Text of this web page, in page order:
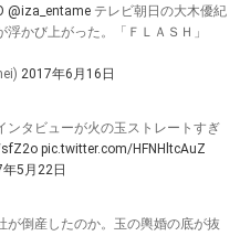
@iza_entame テレビ朝日の大木優紀
かび上がった。「ＦＬＡＳＨ」
2017年6月16日
ンタビューが火の玉ストレートすぎ
pic.twitter.com/HFNHltcAuZ
5月22日
が倒産したのか。玉の輿婚の底が抜